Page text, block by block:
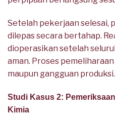
Setelah pekerjaan selesai,
dilepas secara bertahap.
dioperasikan setelah
aman. Proses
maupun gangguan produksi.
Studi Kasus 2:
Kimia